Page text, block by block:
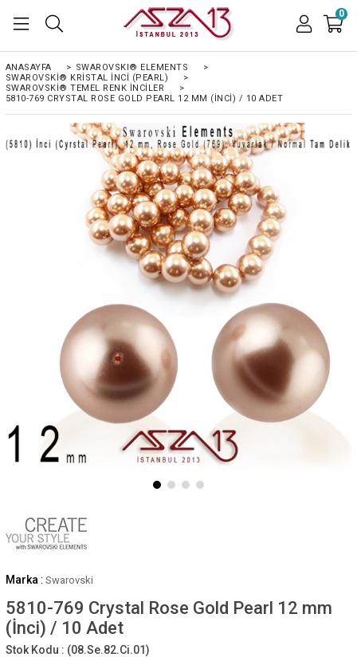
0
ANASAYFA > SWAROVSKI® ELEMENTS
>
SWAROVSKI® KRISTAL İNCI (PEARL)
>
SWAROVSKI® TEMEL RENK İNCILER
>
5810-769 CRYSTAL ROSE GOLD PEARL 12 MM (İNCI) / 10 ADET
Marka : Swarovski
5810-769 Crystal Rose Gold Pearl 12 mm
(İnci) / 10 Adet
Stok Kodu : (08.Se.82.Ci.01)